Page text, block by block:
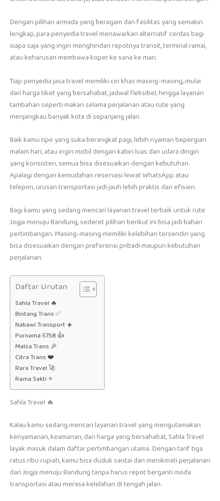
Dengan pilihan armada yang beragam dan fasilitas yang semakin
lengkap, para penyedia travel menawarkan alternatif cerdas bagi
siapa saja yang ingin menghindari repotnya transit, terminal ramai,
atau keharusan membawa koper ke sana ke mari.
Tiap penyedia jasa travel memiliki ciri khas masing-masing, mulai
dari harga tiket yang bersahabat, jadwal fleksibel, hingga layanan
tambahan seperti makan selama perjalanan atau rute yang
menjangkau banyak kota di sepanjang jalan.
Baik kamu tipe yang suka berangkat pagi, lebih nyaman bepergian
malam hari, atau ingin mobil dengan kabin luas dan udara dingin
yang konsisten, semua bisa disesuaikan dengan kebutuhan.
Apalagi dengan kemudahan reservasi lewat WhatsApp atau
telepon, urusan transportasi jadi jauh lebih praktis dan efisien.
Bagi kamu yang sedang mencari layanan travel terbaik untuk rute
Jogja menuju Bandung, sederet pilihan berikut ini bisa jadi bahan
pertimbangan. Masing-masing memiliki kelebihan tersendiri yang
bisa disesuaikan dengan preferensi pribadi maupun kebutuhan
perjalanan.
Daftar Urutan
Sahla Travel 🔥
Bintang Trans ✅
Nabawi Transport ☀️
Purnama 5758 👍
Malsa Trans 🎉
Citra Trans ❤️
Rara Travel 🚀
Rama Sakti ⭐
Sahla Travel 🔥
Kalau kamu sedang mencari layanan travel yang mengutamakan
kenyamanan, keamanan, dan harga yang bersahabat, Sahla Travel
layak masuk dalam daftar pertimbangan utama. Dengan tarif tiga
ratus ribu rupiah, kamu bisa duduk santai dan menikmati perjalanan
dari Jogja menuju Bandung tanpa harus repot berganti moda
transportasi atau merasa kelelahan di tengah jalan.